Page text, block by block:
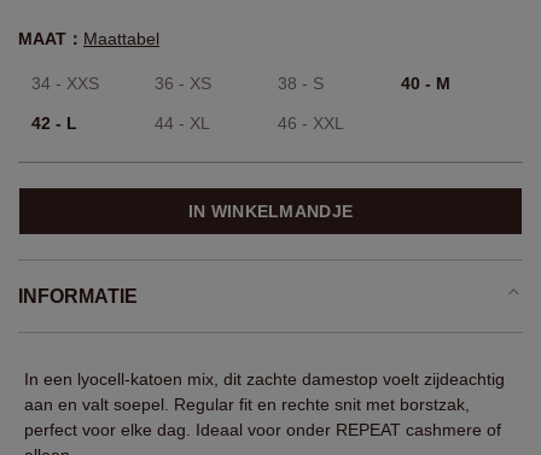
MAAT： Maattabel
34 - XXS 36 - XS 38 - S 40 - M
42 - L 44 - XL 46 - XXL
IN WINKELMANDJE
INFORMATIE
In een lyocell-katoen mix, dit zachte damestop voelt zijdeachtig
aan en valt soepel. Regular fit en rechte snit met borstzak,
perfect voor elke dag. Ideaal voor onder REPEAT cashmere of